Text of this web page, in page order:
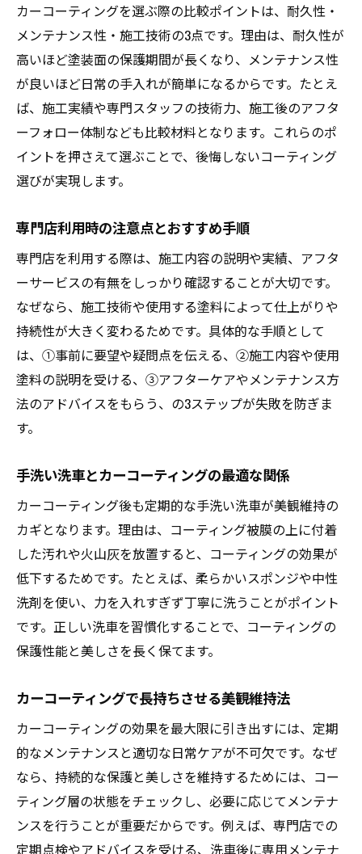
カーコーティングなら長持ち美観が実現
カーコーティングで叶える長持ち美観の秘
訣
定期的なメンテナンスが持続性を高める理
由
コーティング施工後の洗車方法と注意点
実体験から学ぶ長持ちするコーティング選
塗料との組み合わせで美観を最大化する方
法
カーコーティングの効果を最大限発揮する
コツ
コーティング後の手入れポイント徹底解説
コーティング後に守るべきお手入れ基本
やってはいけない洗車と正しい手順解説
塗料を傷めないための日常管理ポイント
定期点検で差がつくコーティングの維持法
塗料選びで差が出る費用対効果の秘訣
塗料とカーコーティングの費用対効果比較
賢い塗料選びで施工費用を抑えるコツ
長期視点で考える塗料とコーティングの選
択
塗料によるランニングコストの変化と対策
カーコーティングと塗料の費用回収シミュ
レーション
ガラス系とポリマー系の特徴を比較
ガラス系カーコーティングの特徴と魅力
ポリマー系とガラス系の違いと選び方比較
カーコーティングを選ぶ際の比較ポイントは、耐久性・
メンテナンス性・施工技術の3点です。理由は、耐久性が
高いほど塗装面の保護期間が長くなり、メンテナンス性
が良いほど日常の手入れが簡単になるからです。たとえ
ば、施工実績や専門スタッフの技術力、施工後のアフタ
ーフォロー体制なども比較材料となります。これらのポ
イントを押さえて選ぶことで、後悔しないコーティング
選びが実現します。
専門店利用時の注意点とおすすめ手順
専門店を利用する際は、施工内容の説明や実績、アフタ
ーサービスの有無をしっかり確認することが大切です。
なぜなら、施工技術や使用する塗料によって仕上がりや
持続性が大きく変わるためです。具体的な手順として
は、①事前に要望や疑問点を伝える、②施工内容や使用
塗料の説明を受ける、③アフターケアやメンテナンス方
法のアドバイスをもらう、の3ステップが失敗を防ぎま
す。
手洗い洗車とカーコーティングの最適な関係
カーコーティング後も定期的な手洗い洗車が美観維持の
カギとなります。理由は、コーティング被膜の上に付着
した汚れや火山灰を放置すると、コーティングの効果が
低下するためです。たとえば、柔らかいスポンジや中性
洗剤を使い、力を入れすぎず丁寧に洗うことがポイント
です。正しい洗車を習慣化することで、コーティングの
保護性能と美しさを長く保てます。
カーコーティングで長持ちさせる美観維持法
カーコーティングの効果を最大限に引き出すには、定期
的なメンテナンスと適切な日常ケアが不可欠です。なぜ
なら、持続的な保護と美しさを維持するためには、コー
ティング層の状態をチェックし、必要に応じてメンテナ
ンスを行うことが重要だからです。例えば、専門店での
定期点検やアドバイスを受ける、洗車後に専用メンテナ